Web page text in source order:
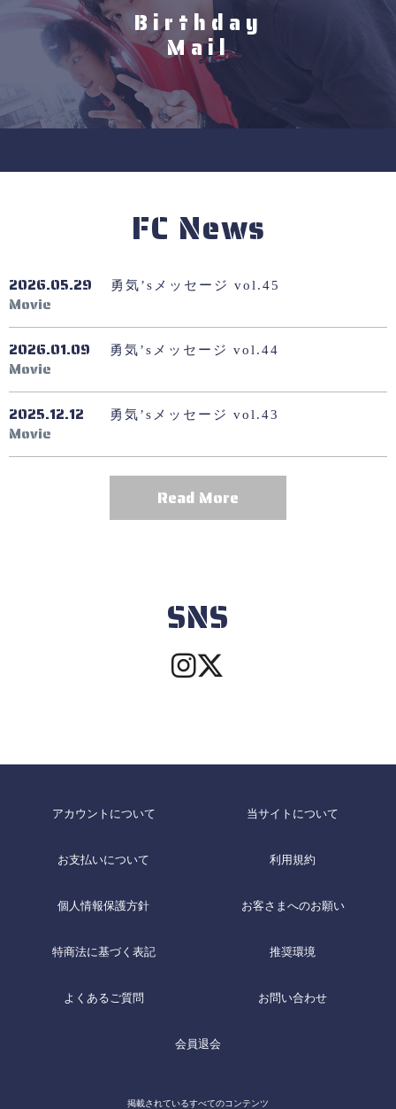
Birthday
Mail
FC News
2026.05.29
Movie
勇気’sメッセージ vol.45
2026.01.09
Movie
勇気’sメッセージ vol.44
2025.12.12
Movie
勇気’sメッセージ vol.43
Read More
SNS
アカウントについて 当サイトについて
お支払いについて 利用規約
個人情報保護方針 お客さまへのお願い
特商法に基づく表記 推奨環境
よくあるご質問 お問い合わせ
会員退会
掲載されているすべてのコンテンツ